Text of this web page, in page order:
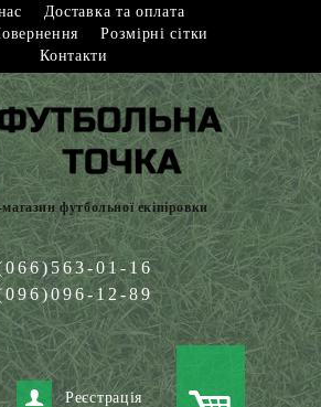
Доставка та оплата
Розмірні сітки
Контакти
футбольної екіпіровки
01-16
12-89
Реєстрація